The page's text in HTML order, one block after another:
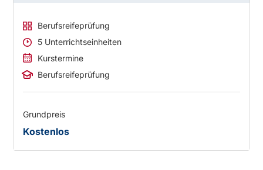
Berufsreifeprüfung
5 Unterrichtseinheiten
Kurstermine
Berufsreifeprüfung
Grundpreis
Kostenlos